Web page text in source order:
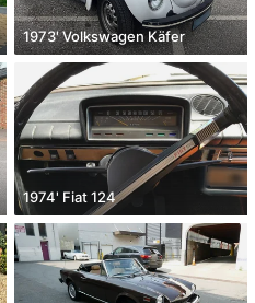
1973' Volkswagen Käfer
1974' Fiat 124